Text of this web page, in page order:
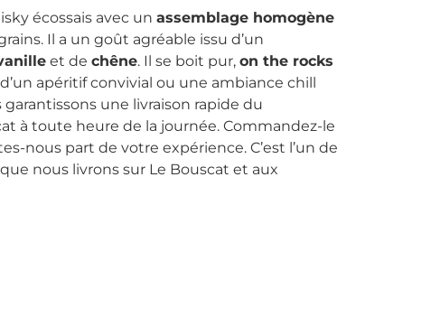
écossais avec un assemblage homogène
Il a un goût agréable issu d’un
et de chêne. Il se boit pur, on the rocks
d’un apéritif convivial ou une ambiance chill
une livraison rapide du
à toute heure de la journée. Commandez-le
nous part de votre expérience. C’est l’un de
nous livrons sur Le Bouscat et aux